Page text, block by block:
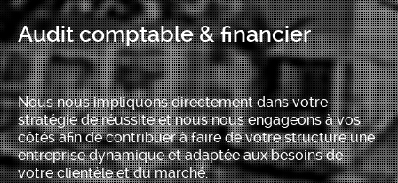
Audit comptable & financier
Nous nous impliquons directement dans votre
stratégie de réussite et nous nous engageons à vos
côtés afin de contribuer à faire de votre structure une
entreprise dynamique et adaptée aux besoins de
votre clientèle et du marché.